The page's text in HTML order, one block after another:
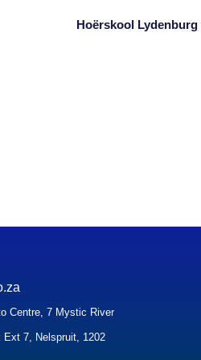
Hoërskool Lydenburg
Centre, 7 Mystic River
Ext 7, Nelspruit, 1202